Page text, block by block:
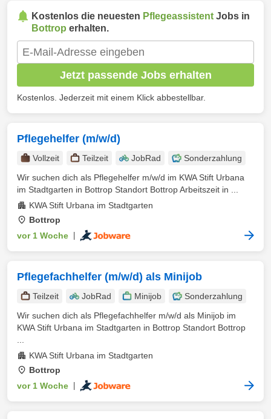
Kostenlos die neuesten Pflegeassistent Jobs in
Bottrop erhalten.
Jetzt passende Jobs erhalten
Kostenlos. Jederzeit mit einem Klick abbestellbar.
Pflegehelfer (m/w/d)
Vollzeit Teilzeit JobRad
Sonderzahlung
Wir suchen dich als Pflegehelfer m/w/d im KWA Stift Urbana
im Stadtgarten in Bottrop Standort Bottrop Arbeitszeit in ...
KWA Stift Urbana im Stadtgarten
Bottrop
vor 1 Woche
Pflegefachhelfer (m/w/d) als Minijob
Teilzeit JobRad Minijob
Sonderzahlung
Wir suchen dich als Pflegefachhelfer m/w/d als Minijob im
KWA Stift Urbana im Stadtgarten in Bottrop Standort Bottrop
KWA Stift Urbana im Stadtgarten
Bottrop
vor 1 Woche